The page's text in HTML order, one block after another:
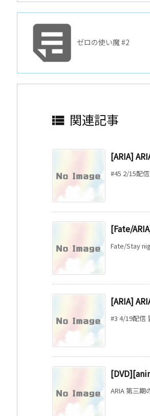
ゼロの使い魔 #2
 関連記事
[ARIA]
#45 2/15配
[Fate/
Fate/Stay
[ARIA]
#3 4/19配信
ARIA 第三期